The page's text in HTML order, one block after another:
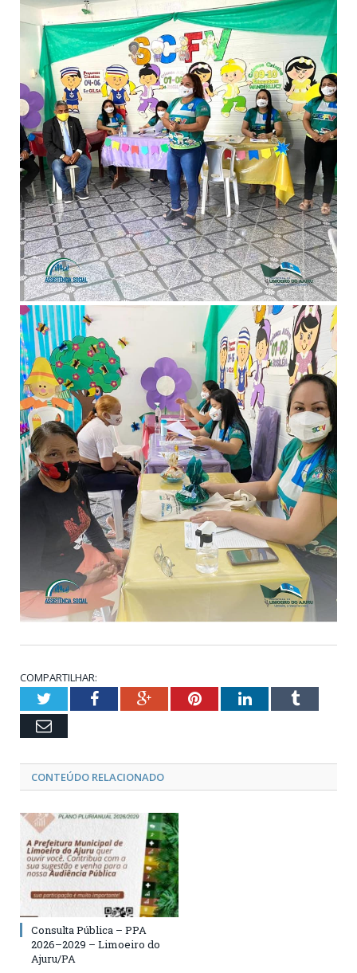
COMPARTILHAR:
TwitterFacebookGoogle+PinterestLinkedInTumblr
Email
CONTEÚDO RELACIONADO
Consulta Pública – PPA
2026–2029 – Limoeiro do
Ajuru/PA